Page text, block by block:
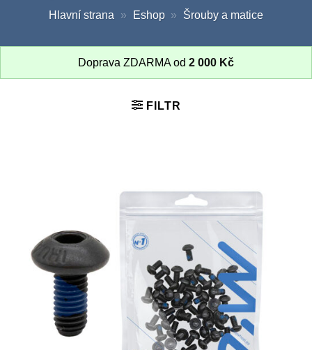
Hlavní strana » Eshop » Šrouby a matice
Doprava ZDARMA od 2 000 Kč
FILTR